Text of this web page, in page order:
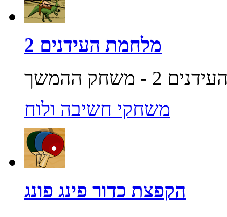
מלחמת העידנים 2
משחקי חשיבה ולוח
הקפצת כדור פינג פונג